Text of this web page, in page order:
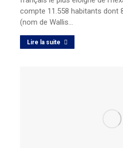
compte 11.558 habitants dont
(nom de Wallis…
Lire la suite